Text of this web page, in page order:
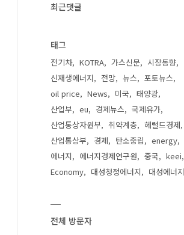
최근댓글
태그
전기차 KOTRA 가스신문
시장동향
신재생에너지
전망 뉴스
포토뉴스
oil price
News 미국
태양광
산업부
eu 경제뉴스
국제유가
산업통상자원부
취약계층
헤럴드경제
산업통상부
경제 탄소중립
energy
에너지
에너지경제연구원 중국
keei
Economy
대성청정에너지 대성에너지
전체 방문자